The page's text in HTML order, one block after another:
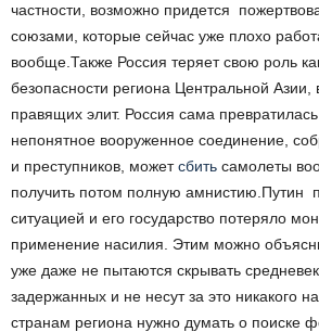
частности, возможно придется
союзами, которые сейчас уже плохо
вообще.Также Россия теряет свою роль
безопасности региона Центральной Азии,
правящих элит. Россия сама превратилась
непонятное вооруженное соединение,
и преступников, можетсбить самолеты
получить потом полную амнистию.Путин
ситуацией и его государство потеряло
применение насилия. Этим можно
уже даже не пытаются скрывать
задержанных и не несут за это никакого
странам региона нужно думать о поиске